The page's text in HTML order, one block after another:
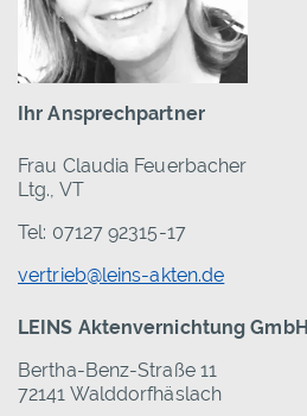
Ihr Ansprechpartner
Frau Claudia Feuerbacher
Ltg., VT
Tel: 07127 92315-17
vertrieb@leins-akten.de
LEINS Aktenvernichtung GmbH
Bertha-Benz-Straße 11
72141 Walddorfhäslach